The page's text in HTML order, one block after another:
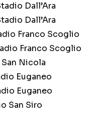
Dall’Ara
Dall’Ara
Franco Scoglio
Franco Scoglio
Nicola
Euganeo
Euganeo
San Siro